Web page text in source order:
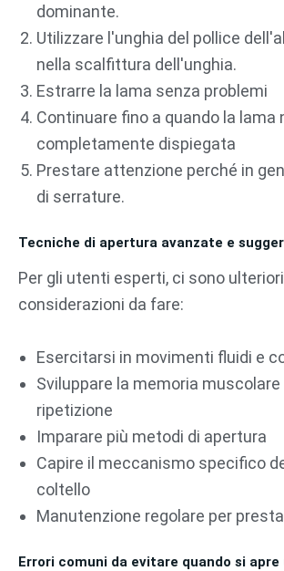
dominante.
Utilizzare l'unghia del pollice
nella scalfittura dell'unghia.
Estrarre la lama senza problemi
Continuare fino a quando la lama
completamente dispiegata
Prestare attenzione perché in
di serrature.
Tecniche di apertura avanzate e
Per gli utenti esperti, ci sono ulteriori
considerazioni da fare:
Esercitarsi in movimenti fluidi e
Sviluppare la memoria
ripetizione
Imparare più metodi di apertura
Capire il meccanismo specifico
coltello
Manutenzione regolare per
Errori comuni da evitare quando si